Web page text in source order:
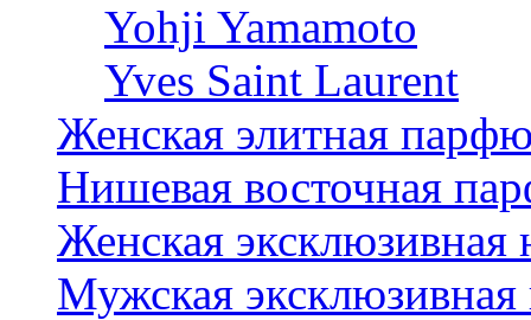
Yohji Yamamoto
Yves Saint Laurent
Женская элитная
Нишевая восточная
Женская
Мужская